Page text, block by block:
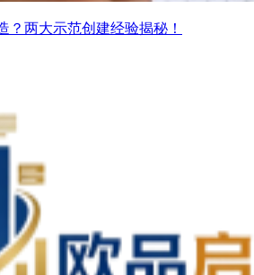
？两大示范创建经验揭秘！